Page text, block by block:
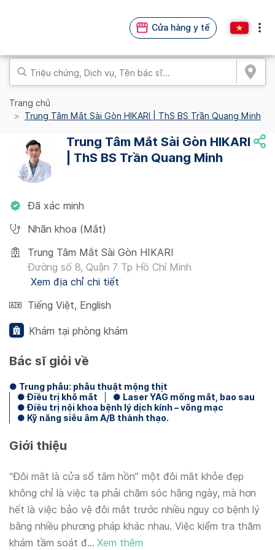
Cửa hàng y tế
Trang chủ
Trung Tâm Mắt Sài Gòn HIKARI | ThS BS Trần Quang Minh
Trung Tâm Mắt Sài Gòn HIKARI
| ThS BS Trần Quang Minh
Đã xác minh
Nhãn khoa (Mắt)
Trung Tâm Mắt Sài Gòn HIKARI
Đường số 8, Quận 7 Tp Hồ Chí Minh
Xem địa chỉ chi tiết
Tiếng Việt, English
Khám tại phòng khám
Bác sĩ giỏi về
● Trung phẫu: phẫu thuật mộng thịt
● Điều trị khô mắt
● Laser YAG mống mắt, bao sau
● Điều trị nội khoa bệnh lý dịch kính – võng mạc
● Kỹ năng siêu âm A/B thành thạo.
Giới thiệu
“Đôi mắt là cửa sổ tâm hồn” một đôi mắt khỏe đẹp
không chỉ là việc ta phải chăm sóc hằng ngày, mà hơn
hết là việc bảo vệ đôi mắt trước nhiều nguy cơ bệnh lý
bằng nhiều phương pháp khác nhau. Việc kiểm tra thăm
khám tầm soát đ... Xem thêm